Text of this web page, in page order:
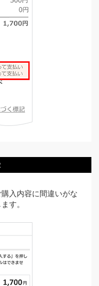
入内容に間違いがな
す。